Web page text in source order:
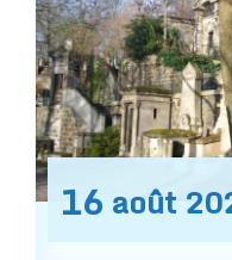
16 août